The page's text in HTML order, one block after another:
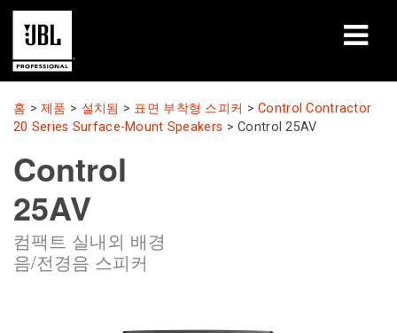
제품
학습 세션
소개
홈 >제품 > 설치됨 > 표면 부착형 스피커 >Control Contractor
20 Series Surface-Mount Speakers >Control 25AV
Control
25AV
컴팩트 실내외 배경
음/전경음 스피커